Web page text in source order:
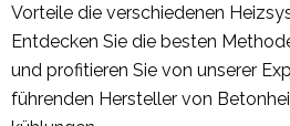
Vorteile die verschiedenen
Entdecken Sie die besten
und profitieren Sie von unserer
führenden Hersteller von